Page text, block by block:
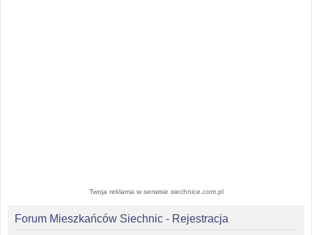
Twoja reklama w serwisie siechnice.com.pl
Forum Mieszkańców Siechnic - Rejestracja